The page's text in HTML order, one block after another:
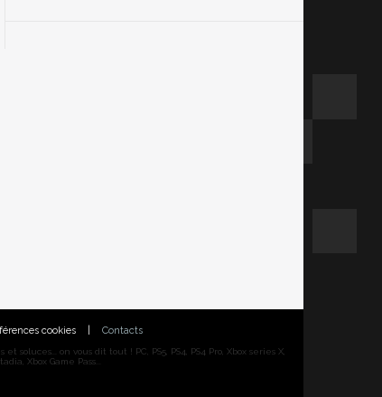
cookies Contacts
on vous dit tout ! PC, PS5, PS4, PS4 Pro, Xbox series X,
Xbox Game Pass...